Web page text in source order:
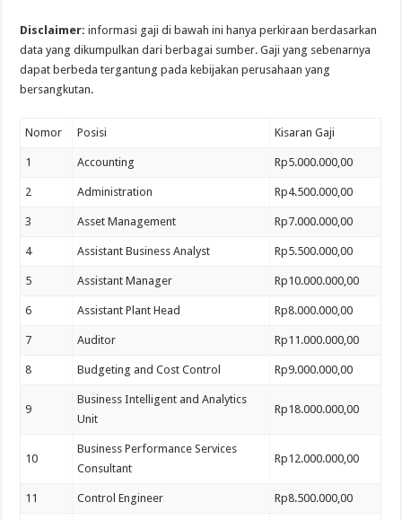
Disclaimer: informasi gaji di bawah ini hanya perkiraan berdasarkan
data yang dikumpulkan dari berbagai sumber. Gaji yang sebenarnya
dapat berbeda tergantung pada kebijakan perusahaan yang
bersangkutan.
Nomor Posisi Kisaran Gaji
1 Accounting Rp5.000.000,00
2 Administration Rp4.500.000,00
3 Asset Management Rp7.000.000,00
4 Assistant Business Analyst Rp5.500.000,00
5 Assistant Manager Rp10.000.000,00
6 Assistant Plant Head Rp8.000.000,00
7 Auditor Rp11.000.000,00
8 Budgeting and Cost Control Rp9.000.000,00
9
Business Intelligent and Analytics
Unit
Rp18.000.000,00
10
Business Performance Services
Consultant
Rp12.000.000,00
11 Control Engineer Rp8.500.000,00